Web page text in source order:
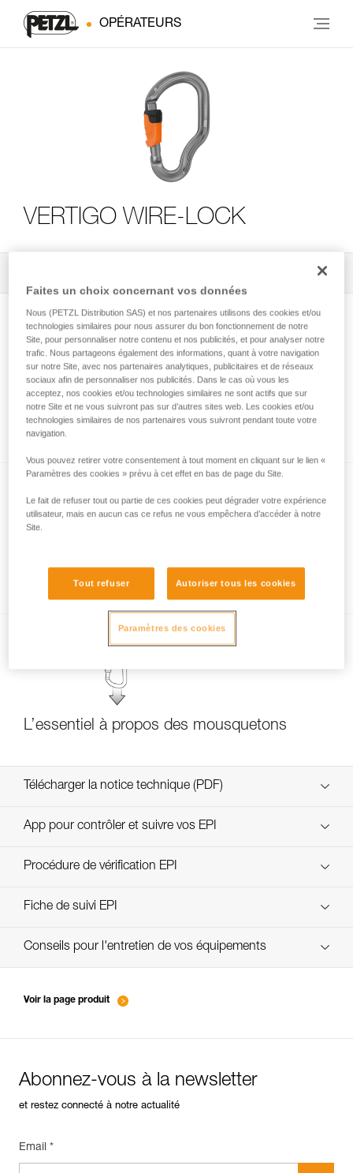
OPÉRATEURS
VERTIGO WIRE-LOCK
Les systèmes de verrouillage de
mousquetons
L’essentiel à propos des mousquetons
Télécharger la notice technique (PDF)
Technical Notice
App pour contrôler et suivre vos EPI
découvrez ePPEcentre
Procédure de vérification EPI
verif EPI-CONNECTEURS-procedure-FR
Fiche de suivi EPI
verif EPI-suivi-connecteur-FR
Conseils pour l'entretien de vos équipements
Voir la page produit
Abonnez-vous à la newsletter
et restez connecté à notre actualité
Email *
Faites un choix concernant vos données
Nous (PETZL Distribution SAS) et nos partenaires utilisons des cookies et/ou
technologies similaires pour nous assurer du bon fonctionnement de notre
Site, pour personnaliser notre contenu et nos publicités, et pour analyser notre
trafic. Nous partageons également des informations, quant à votre navigation
sur notre Site, avec nos partenaires analytiques, publicitaires et de réseaux
sociaux afin de personnaliser nos publicités. Dans le cas où vous les
acceptez, nos cookies et/ou technologies similaires ne sont actifs que sur
notre Site et ne vous suivront pas sur d’autres sites web. Les cookies et/ou
technologies similaires de nos partenaires vous suivront pendant toute votre
navigation.
Vous pouvez retirer votre consentement à tout moment en cliquant sur le lien «
Paramètres des cookies » prévu à cet effet en bas de page du Site.
Le fait de refuser tout ou partie de ces cookies peut dégrader votre expérience
utilisateur, mais en aucun cas ce refus ne vous empêchera d’accéder à notre
Site.
Tout refuser Autoriser tous les cookies
Paramètres des cookies